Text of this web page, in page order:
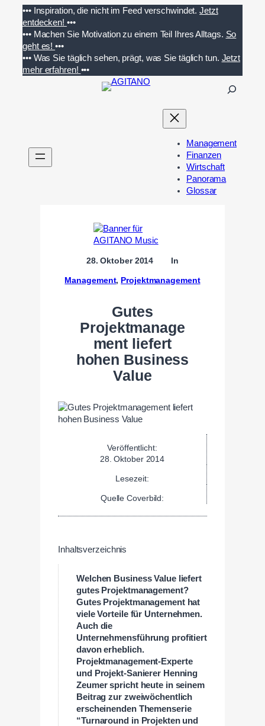
Inhalt
springen
••• Inspiration, die nicht im Feed verschwindet. Jetzt
entdecken! •••
••• Machen Sie Motivation zu einem Teil Ihres Alltags. So
geht es!•••
••• Was Sie täglich sehen, prägt, was Sie täglich tun. Jetzt
mehr erfahren! •••
n
Management
Finanzen
Wirtschaft
Panorama
Glossar
28. Oktober 2014 In
Management, Projektmanagement
Gutes
Projektmanage
ment liefert
hohen Business
Value
Veröffentlicht:
28. Oktober 2014
Lesezeit:
Quelle Coverbild:
Inhaltsverzeichnis
Welchen Business Value liefert
gutes Projektmanagement?
Gutes Projektmanagement hat
viele Vorteile für Unternehmen.
Auch die
Unternehmensführung profitiert
davon erheblich.
Projektmanagement-Experte
und Projekt-Sanierer Henning
Zeumer spricht heute in seinem
Beitrag zur zweiwöchentlich
erscheinenden Themenserie
“Turnaround in Projekten und